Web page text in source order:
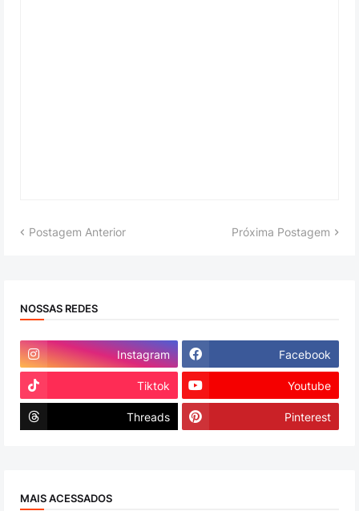
Postagem Anterior Próxima Postagem
NOSSAS REDES
Instagram Facebook
Tiktok Youtube
Threads Pinterest
MAIS ACESSADOS